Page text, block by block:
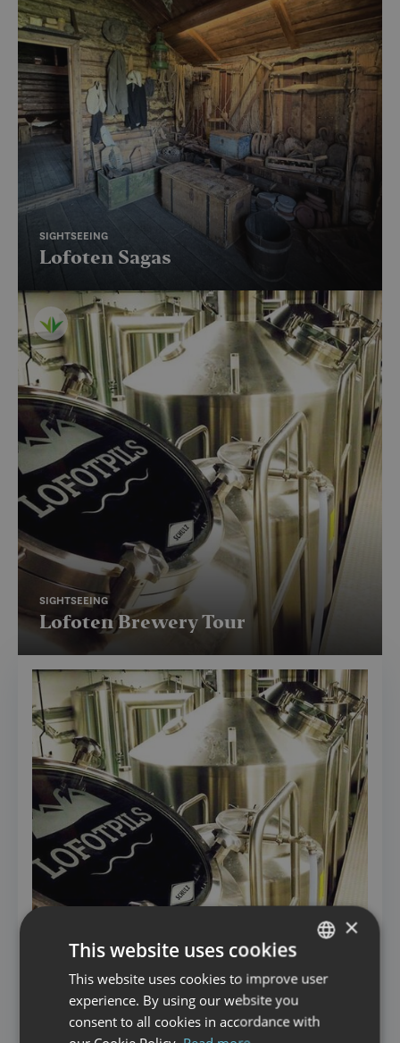
SIGHTSEEING
Lofoten Sagas
SIGHTSEEING
Lofoten Brewery Tour
NORWEGIAN
ENGLISH
×
This website uses cookies
This website uses cookies to improve user
experience. By using our website you
consent to all cookies in accordance with